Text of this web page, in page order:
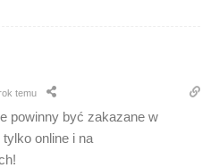
temu
powinny być zakazane w
online i na